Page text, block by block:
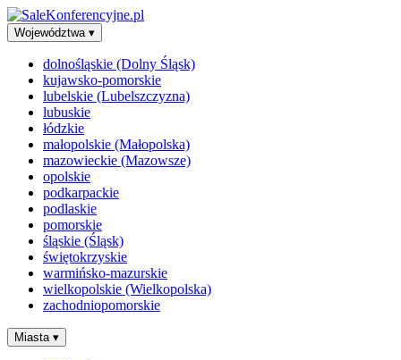
Województwa ▾
dolnośląskie (Dolny Śląsk)
kujawsko-pomorskie
lubelskie (Lubelszczyzna)
lubuskie
łódzkie
małopolskie (Małopolska)
mazowieckie (Mazowsze)
opolskie
podkarpackie
podlaskie
pomorskie
śląskie (Śląsk)
świętokrzyskie
warmińsko-mazurskie
wielkopolskie (Wielkopolska)
zachodniopomorskie
Miasta ▾